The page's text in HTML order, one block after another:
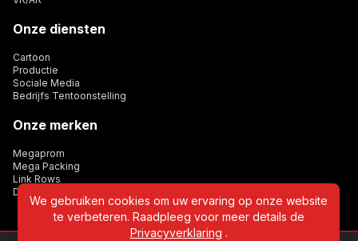
Onze diensten
Cartoon
Productie
Sociale Media
Bedrijfs Tentoonstelling
Onze merken
Megaprom
Mega Packing
Link Rows
Dijital Card
We gebruiken cookies om uw ervaring op onze website
te verbeteren. Raadpleeg voor meer details de
Privacyverklaring .